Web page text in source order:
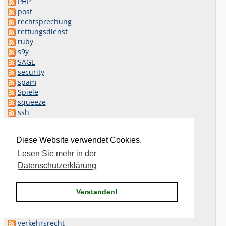
Diese Website verwendet Cookies.
Lesen Sie mehr in der
Datenschutzerklärung
Verstanden!
post
rechtsprechung
rettungsdienst
ruby
s9y
SAGE
security
spam
Spiele
squeeze
ssh
stretch
Synology
systemd
Telekom
todoist
urlaub
verkehrsrecht